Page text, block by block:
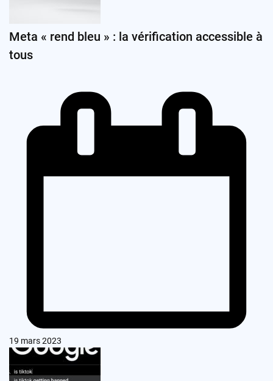
Meta « rend bleu » : la vérification accessible à
tous
19 mars 2023